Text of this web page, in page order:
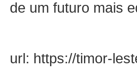
de um futuro mais
url: https://timor-